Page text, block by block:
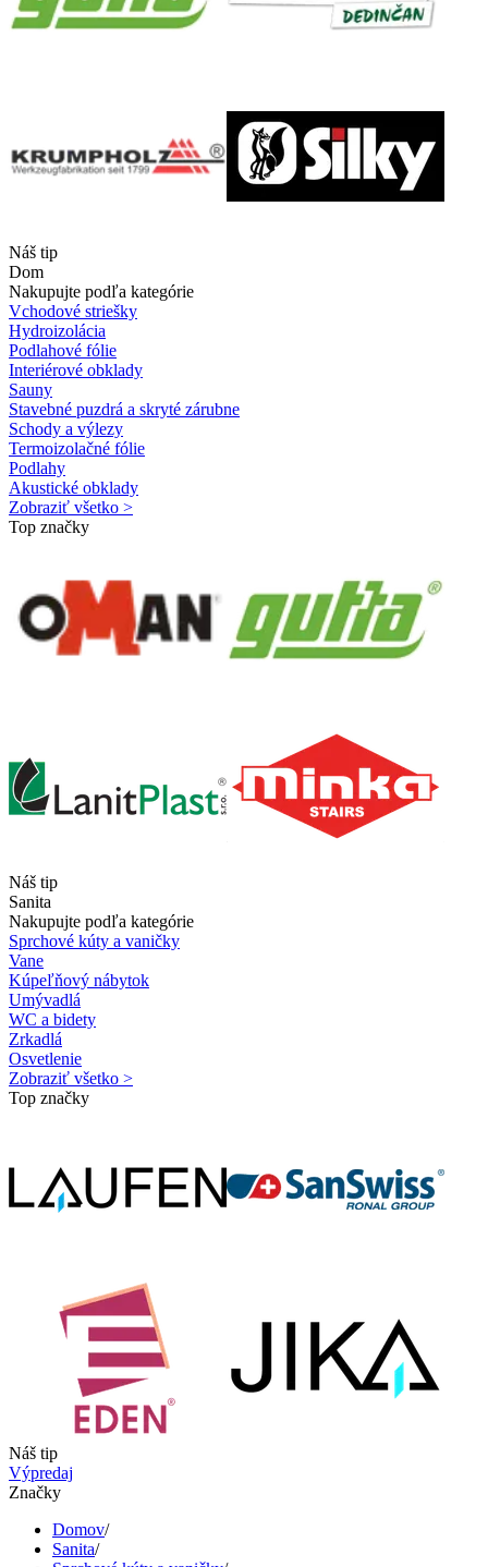
Náš tip
Dom
Nakupujte podľa kategórie
Vchodové striešky
Hydroizolácia
Podlahové fólie
Interiérové obklady
Sauny
Stavebné puzdrá a skryté zárubne
Schody a výlezy
Termoizolačné fólie
Podlahy
Akustické obklady
Zobraziť všetko >
Top značky
Náš tip
Sanita
Nakupujte podľa kategórie
Sprchové kúty a vaničky
Vane
Kúpeľňový nábytok
Umývadlá
WC a bidety
Zrkadlá
Osvetlenie
Zobraziť všetko >
Top značky
Náš tip
Výpredaj
Značky
Domov/
Sanita/